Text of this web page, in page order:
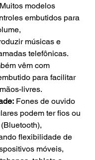
Muitos modelos
embutidos para
músicas e
telefônicas.
vêm com
para facilitar
livres.
Fones de ouvido
podem ter fios ou
flexibilidade de
móveis,